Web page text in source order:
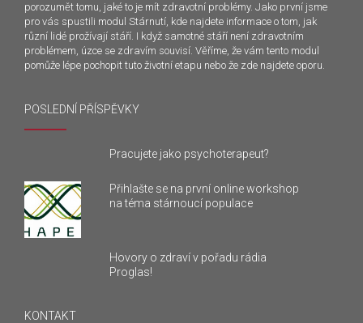
porozumět tomu, jaké to je mít zdravotní problémy. Jako první jsme
pro vás spustili modul Stárnutí, kde najdete informace o tom, jak
různí lidé prožívají stáří. I když samotné stáří není zdravotním
problémem, úzce se zdravím souvisí. Věříme, že vám tento modul
pomůže lépe pochopit tuto životní etapu nebo že zde najdete oporu.
POSLEDNÍ PŘÍSPĚVKY
Pracujete jako psychoterapeut?
Přihlašte se na první online workshop
na téma stárnoucí populace
Hovory o zdraví v pořadu rádia
Proglas!
KONTAKT